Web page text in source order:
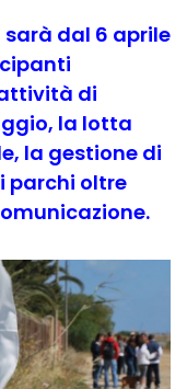
sarà dal 6 aprile
di
la lotta
la gestione di
parchi oltre